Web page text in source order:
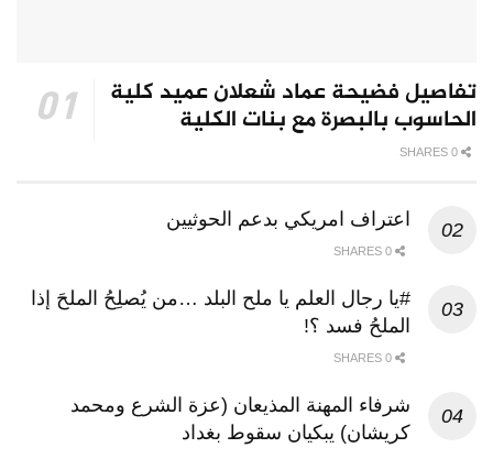
تفاصيل فضيحة عماد شعلان عميد كلية
الحاسوب بالبصرة مع بنات الكلية
اعتراف امريكي بدعم الحوثيين
#يا رجال العلم يا ملح البلد …من يُصلِحُ الملحَ إذا
الملحُ فسد ؟!
شرفاء المهنة المذيعان (عزة الشرع ومحمد
كريشان) يبكيان سقوط بغداد